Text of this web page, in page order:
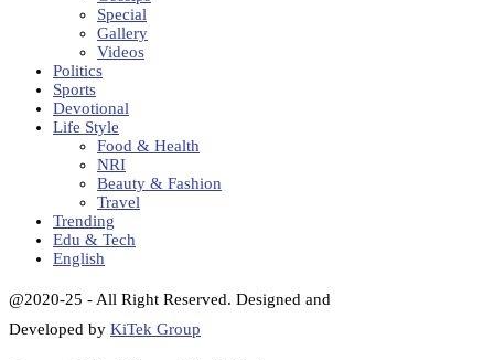
Special
Gallery
Videos
Politics
Sports
Devotional
Life Style
Food & Health
NRI
Beauty & Fashion
Travel
Trending
Edu & Tech
English
@2020-25 - All Right Reserved. Designed and
Developed by KiTek Group